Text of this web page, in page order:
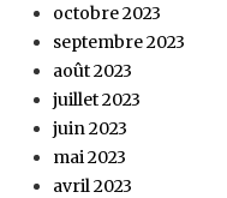
octobre 2023
septembre 2023
août 2023
juillet 2023
juin 2023
mai 2023
avril 2023